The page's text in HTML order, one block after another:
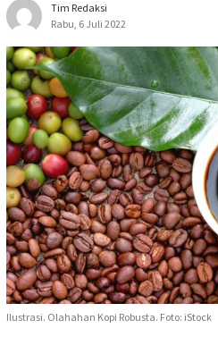
Tim Redaksi
Rabu, 6 Juli 2022
Ilustrasi. Olahahan Kopi Robusta. Foto: iStock